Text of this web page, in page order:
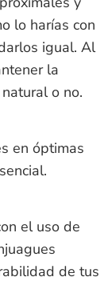
lo harías con
igual. Al
la
o no.
en óptimas
el uso de
de tus